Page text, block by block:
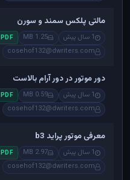
مالتی پلکس سمند و سورن
1 سال پیش 1.25 MB
PDF
cosehof132@dwriters.com
دور موتور در دور آرام بالاست
1 سال پیش 0.59 MB
PDF
cosehof132@dwriters.com
معرفی موتور پراید b3
1 سال پیش 2.97 MB
PDF
cosehof132@dwriters.com